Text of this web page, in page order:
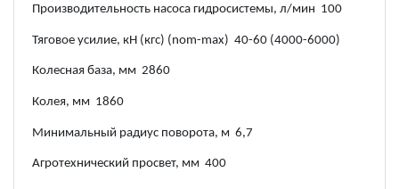
Производительность насоса гидросистемы, л/мин 100
Тяговое усилие, кН (кгс) (nom-max) 40-60 (4000-6000)
Колесная база, мм 2860
Колея, мм 1860
Минимальный радиус поворота, м 6,7
Агротехнический просвет, мм 400